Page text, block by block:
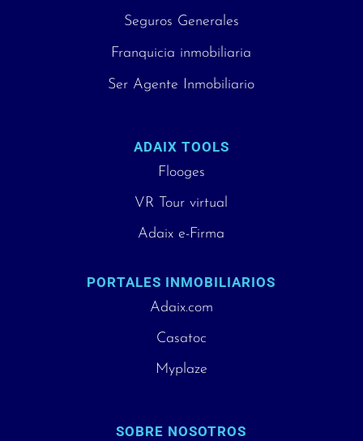
Seguros Generales
Franquicia inmobiliaria
Ser Agente Inmobiliario
ADAIX TOOLS
Flooges
VR Tour virtual
Adaix e-Firma
PORTALES INMOBILIARIOS
Adaix.com
Casatoc
Myplaze
SOBRE NOSOTROS